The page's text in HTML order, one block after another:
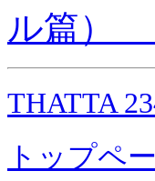
ル篇）
THATTA
トップペ